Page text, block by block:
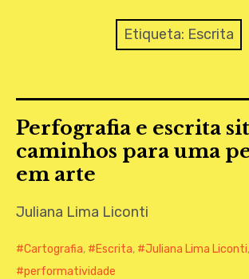
MAPEAMENTO
REVISTA IEPA
CONTATO
Etiqueta: Escrita
Perfografia e escrita
caminhos para uma
em arte
Juliana Lima Liconti
Cartografia, Escrita, Juliana Lima Liconti,
performatividade